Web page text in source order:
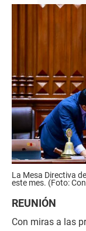
La Mesa Directiva
este mes. (Foto:
REUNIÓN
Con miras a las